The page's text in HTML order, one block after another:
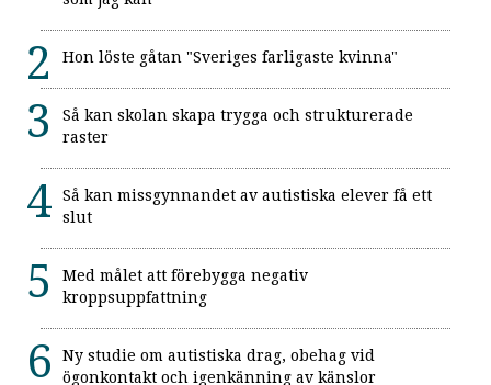
Hon löste gåtan "Sveriges farligaste kvinna"
Så kan skolan skapa trygga och strukturerade
raster
Så kan missgynnandet av autistiska elever få ett
slut
Med målet att förebygga negativ
kroppsuppfattning
Ny studie om autistiska drag, obehag vid
ögonkontakt och igenkänning av känslor